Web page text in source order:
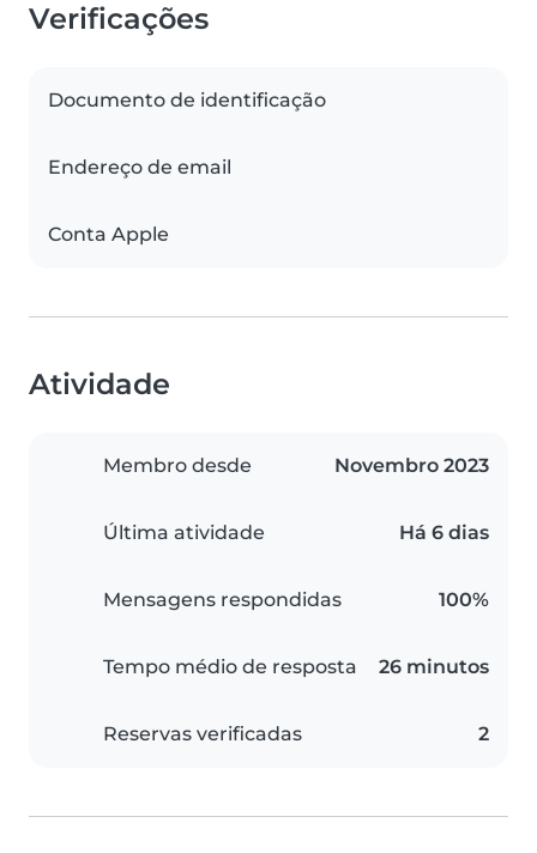
Verificações
Documento de identificação
Endereço de email
Conta Apple
Atividade
Membro desde Novembro 2023
Última atividade Há 6 dias
Mensagens respondidas 100%
Tempo médio de resposta 26 minutos
Reservas verificadas 2